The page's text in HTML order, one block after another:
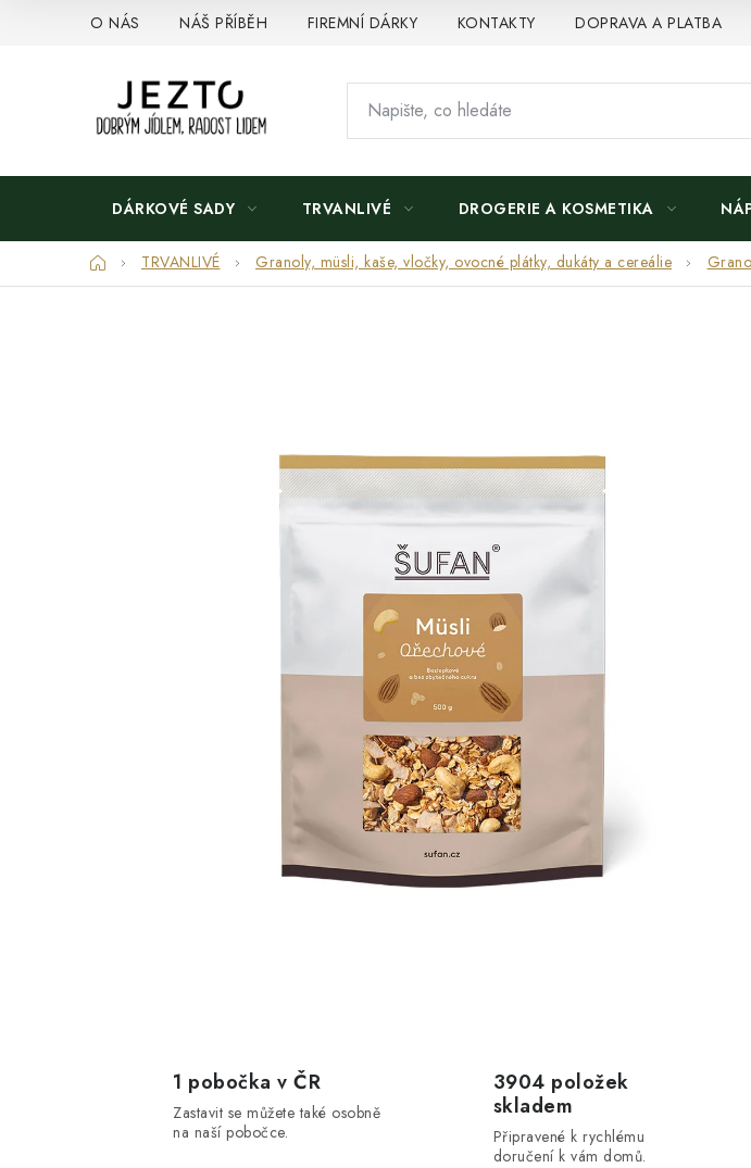
O NÁS NÁŠ PŘÍBĚH FIREMNÍ DÁRKY KONTAKTY DOPRAVA A PLATBA
DÁRKOVÉ SADY TRVANLIVÉ DROGERIE A KOSMETIKA
DomůTRVANLIVÉ Granoly, müsli, kaše, vločky, ovocné plátky, dukáty a cereálie
1 pobočka v ČR
Zastavit se můžete také osobně
na naší pobočce.
3904 položek
skladem
Připravené k rychlému
doručení k vám domů.